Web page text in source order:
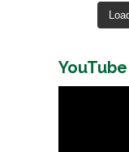
YouTube